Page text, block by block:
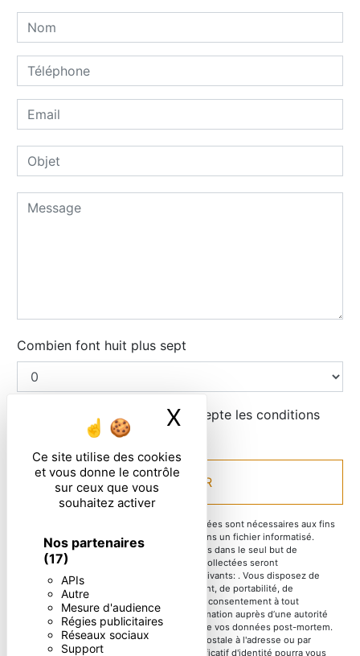
Ce site utilise des cookies
et vous donne le contrôle
sur ceux que vous
souhaitez activer
Nos partenaires
(17)
APIs
Autre
Mesure d'audience
Régies publicitaires
Réseaux sociaux
Support
X Masquer le
Combien font huit plus sept
En cochant cette case, j'accepte les conditions
particulières ci-dessous **
ENVOYER
** Les données personnelles communiquées sont nécessaires aux fins
de vous contacter et sont enregistrées dans un fichier informatisé.
Elles sont destinées à et ses sous-traitants dans le seul but de
répondre à votre message. Les données collectées seront
communiquées aux seuls destinataires suivants: . Vous disposez de
droits d’accès, de rectification, d’effacement, de portabilité, de
limitation, d’opposition, de retrait de votre consentement à tout
moment et du droit d’introduire une réclamation auprès d’une autorité
de contrôle, ainsi que d’organiser le sort de vos données post-mortem.
Vous pouvez exercer ces droits par voie postale à l'adresse ou par
courrier électronique à l'adresse . Un justificatif d'identité pourra vous